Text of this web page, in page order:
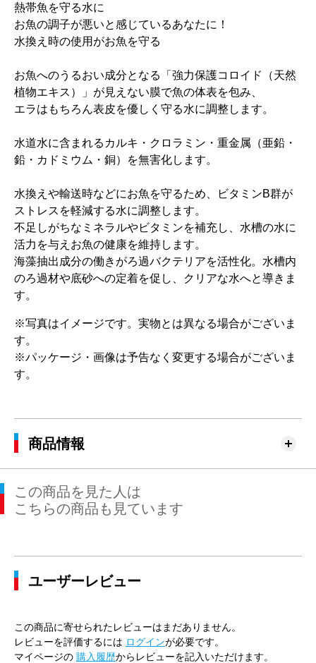
熱帯魚を守る水に
お魚の調子が悪いと感じているあなたに！
水換え時の使用がお魚を守る
お魚へのうるおい成分となる「強力保護コロイド（天然
植物エキス）」が見えない膜で魚の体表を包み、
エラはもちろん表皮を優しく守る水に調整します。
水道水に含まれるカルキ・クロラミン・重金属（亜鉛・
鉛・カドミウム・銅）を無害化します。
水換えや輸送時などにお魚を守るため、ビタミンB群が
ストレスを軽減する水に調整します。
不足しがちなミネラルやビタミンを補充し、水槽の水に
活力を与えお魚の健康を維持します。
海藻抽出成分の働きがろ過バクテリアを活性化。水槽内
のろ過材や底砂への定着を促し、クリアな水へと導きま
す。
※写真はイメージです。実物とは異なる場合がございま
す。
※パッケージ・画像は予告なく変更する場合がございま
す。
商品情報
この商品を見た人は
こちらの商品も見ています
ユーザーレビュー
この商品に寄せられたレビューはまだありません。
レビューを評価するには ログインが必要です。
マイページの 購入履歴からレビューを記入いただけます。